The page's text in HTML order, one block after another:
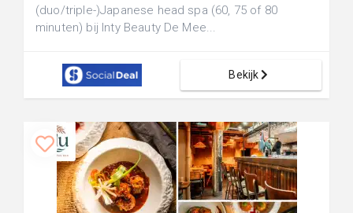
(duo/triple-)Japanese head spa (60, 75 of 80
minuten) bij Inty Beauty De Mee...
Bekijk